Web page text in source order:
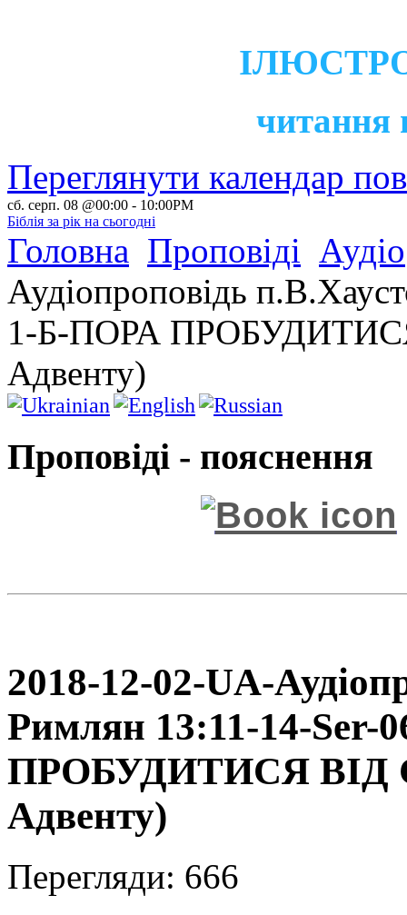
читання
Переглянути календар
сб. серп. 08 @00:00 - 10:00PM
Біблія за рік на сьогодні
Головна Проповіді Аудіо
Аудіопроповідь
1-Б-ПОРА
Адвенту)
Проповіді - пояснення
2018-12-02-UA-
Римлян 13:11-14-Ser-
ПРОБУДИТИСЯ ВІД
Адвенту)
Перегляди: 666